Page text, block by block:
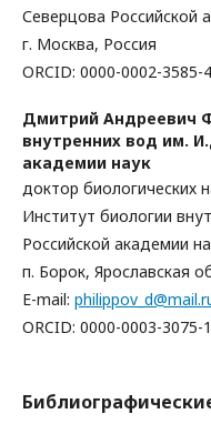
Северцова Российской
г. Москва, Россия
ORCID: 0000-0002-3585-
Дмитрий Андреевич
внутренних вод им.
академии наук
доктор биологических
Институт биологии
Российской академии
п. Борок, Ярославская
E-mail:
ORCID: 0000-0003-3075-